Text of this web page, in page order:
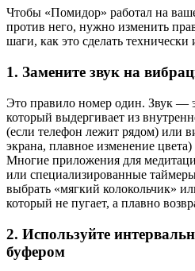
Чтобы «Помидор» работал на
против него, нужно изменить
шаги, как это сделать технически
1. Замените звук на
Это правило номер один. Звук —
который выдергивает из
(если телефон лежит рядом) или
экрана, плавное изменение
Многие приложения для
или специализированные
выбрать «мягкий колокольчик»
который не пугает, а плавно
2. Используйте
буфером